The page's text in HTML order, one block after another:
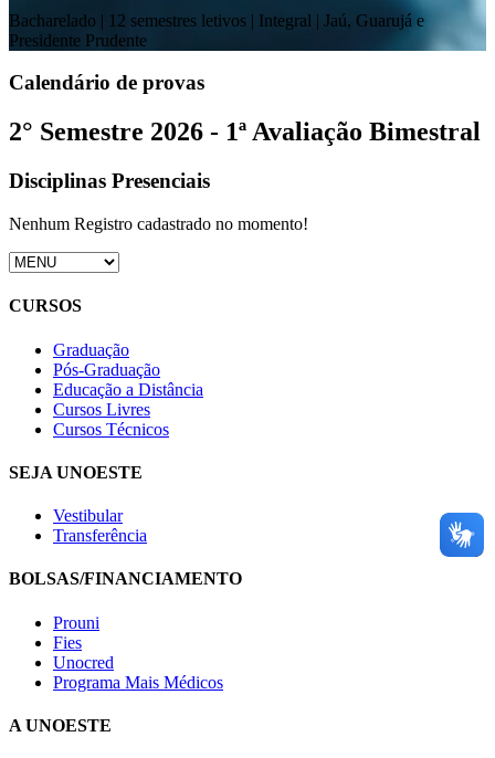
Bacharelado | 12 semestres letivos | Integral | Jaú, Guarujá e
Presidente Prudente
Calendário de provas
2° Semestre 2026 - 1ª Avaliação Bimestral
Disciplinas Presenciais
Nenhum Registro cadastrado no momento!
CURSOS
Graduação
Pós-Graduação
Educação a Distância
Cursos Livres
Cursos Técnicos
SEJA UNOESTE
Vestibular
Transferência
BOLSAS/FINANCIAMENTO
Prouni
Fies
Unocred
Programa Mais Médicos
A UNOESTE